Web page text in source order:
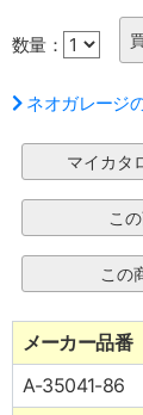
数量：
ネオガレージ
メーカー品番
A-35041-86